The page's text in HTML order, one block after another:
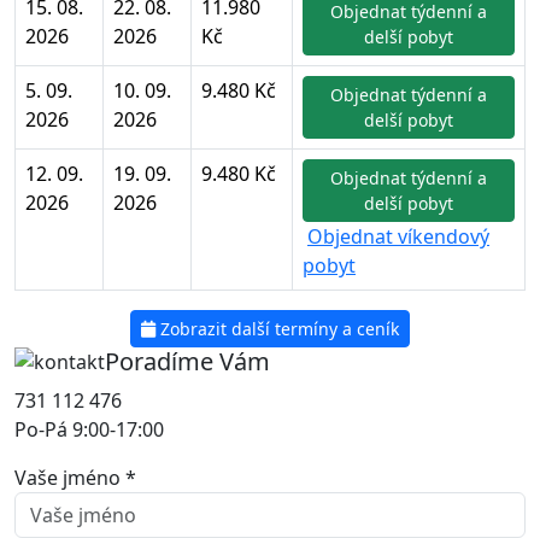
15. 08.
2026
22. 08.
2026
11.980
Kč
Objednat týdenní a
delší pobyt
5. 09.
2026
10. 09.
2026
9.480 Kč
Objednat týdenní a
delší pobyt
12. 09.
2026
19. 09.
2026
9.480 Kč
Objednat týdenní a
delší pobyt
Objednat víkendový
pobyt
Zobrazit další termíny a ceník
Poradíme Vám
731 112 476
Po-Pá 9:00-17:00
Vaše jméno *